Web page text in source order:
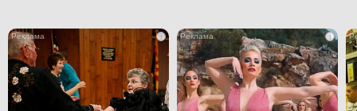
i i